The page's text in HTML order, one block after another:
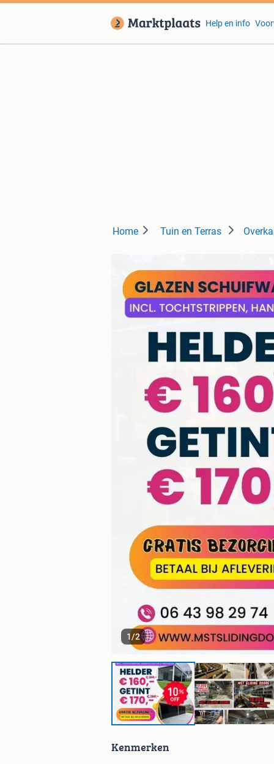
Help en info
Home Tuin en Terras
1/2
Kenmerken